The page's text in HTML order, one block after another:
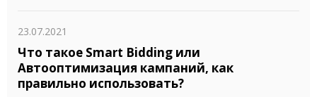
23.07.2021
Что такое Smart Bidding или
Автооптимизация кампаний, как
правильно использовать?